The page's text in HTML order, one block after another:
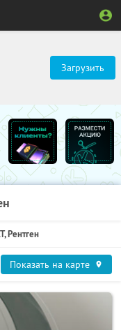
Загрузить
Рентген
Показать на карте